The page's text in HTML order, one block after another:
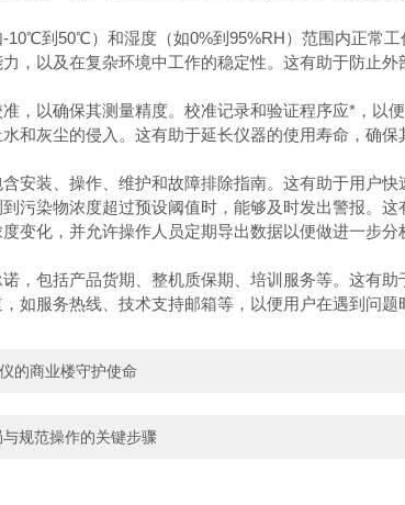
10℃到50℃）和湿度（如0%到95%RH）范围内正常
，以及在复杂环境中工作的稳定性。这有助于防止
，以确保其测量精度。校准记录和验证程序应*，以
和灰尘的侵入。这有助于延长仪器的使用寿命，确
安装、操作、维护和故障排除指南。这有助于用户
污染物浓度超过预设阈值时，能够及时发出警报。
变化，并允许操作人员定期导出数据以便做进一步
，包括产品货期、整机质保期、培训服务等。这有
如服务热线、技术支持邮箱等，以便用户在遇到问题
的商业楼守护使命
规范操作的关键步骤